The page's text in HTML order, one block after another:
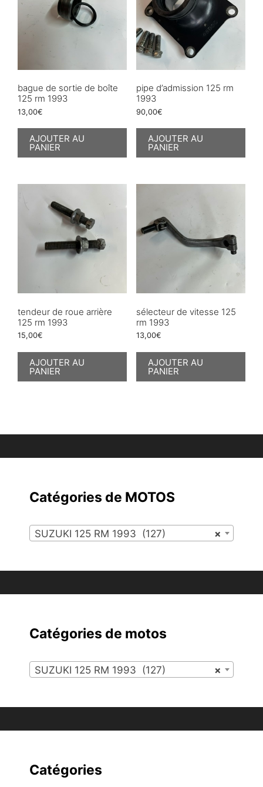
bague de sortie de boîte
125 rm 1993
13,00€
AJOUTER AU
PANIER
pipe d’admission 125 rm
1993
90,00€
AJOUTER AU
PANIER
tendeur de roue arrière
125 rm 1993
15,00€
AJOUTER AU
PANIER
sélecteur de vitesse 125
rm 1993
13,00€
AJOUTER AU
PANIER
Catégories de MOTOS
×
SUZUKI 125 RM 1993 (127)
Catégories de motos
×
SUZUKI 125 RM 1993 (127)
Catégories